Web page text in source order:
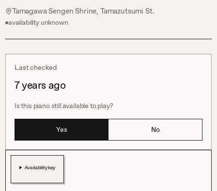
Tamagawa Sengen Shrine, Tamazutsumi St.
availability unknown
Last checked
7 years ago
Is this piano still available to play?
Yes No
Availability key